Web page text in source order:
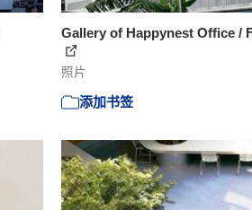
Gallery of Happynest Office /
照片
添加书签